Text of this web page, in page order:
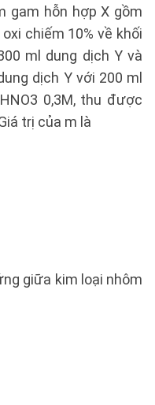
gam hỗn hợp X gồm
chiếm 10% về khối
ml dung dịch Y và
dịch Y với 200 ml
0,3M, thu được
trị của m là
giữa kim loại nhôm